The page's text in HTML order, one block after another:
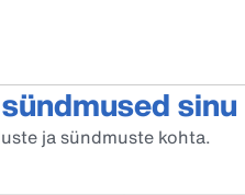
ja sündmuste kohta.